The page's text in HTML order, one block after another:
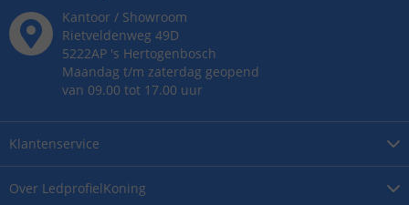
Over LedprofielKoning
Klantenservice
Kantoor / Showroom
Rietveldenweg 49D
5222AP 's Hertogenbosch
Maandag t/m zaterdag geopend
van 09.00 tot 17.00 uur